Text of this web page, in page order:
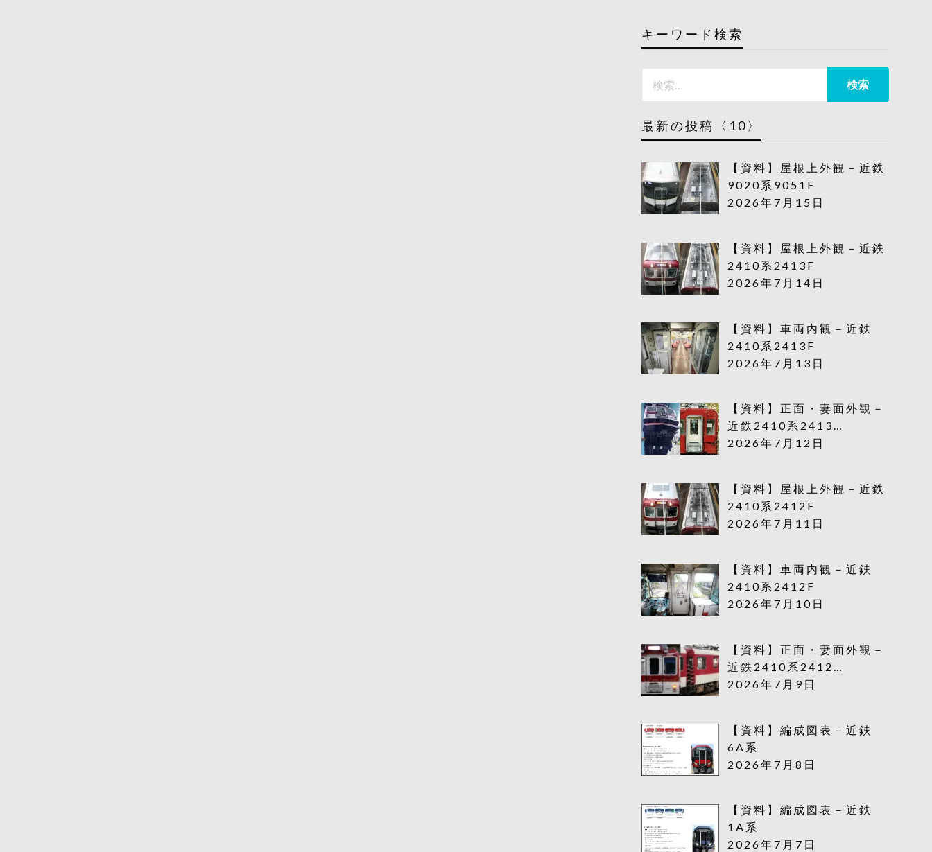
キーワード検索
最新の投稿〈10〉
【資料】屋根上外観－近鉄
9020系9051F
2026年7月15日
【資料】屋根上外観－近鉄
2410系2413F
2026年7月14日
【資料】車両内観－近鉄
2410系2413F
2026年7月13日
【資料】正面・妻面外観－
近鉄2410系2413…
2026年7月12日
【資料】屋根上外観－近鉄
2410系2412F
2026年7月11日
【資料】車両内観－近鉄
2410系2412F
2026年7月10日
【資料】正面・妻面外観－
近鉄2410系2412…
2026年7月9日
【資料】編成図表－近鉄
6A系
2026年7月8日
【資料】編成図表－近鉄
1A系
2026年7月7日